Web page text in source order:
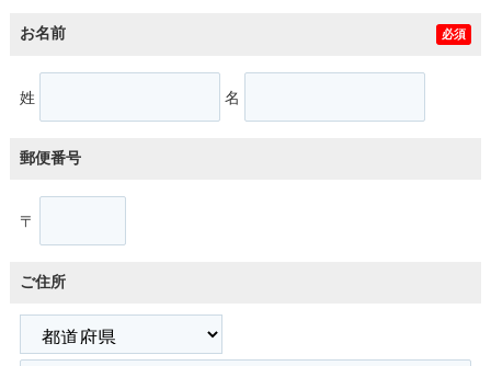
お名前 必須
姓 名
郵便番号
〒
ご住所